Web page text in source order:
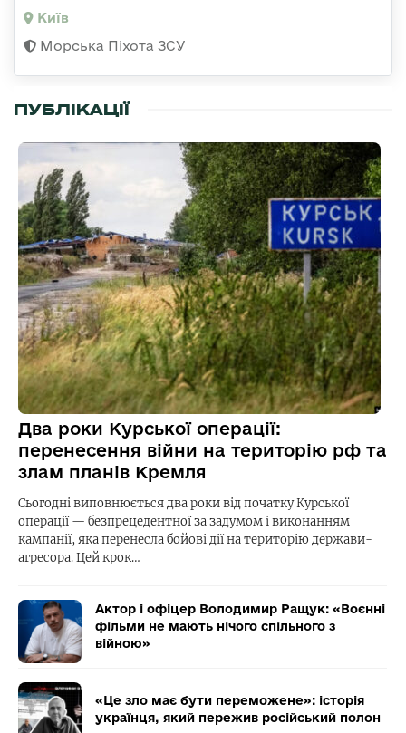
Київ
Морська Піхота ЗСУ
ПУБЛІКАЦІЇ
Два роки Курської операції:
перенесення війни на територію рф та
злам планів Кремля
Сьогодні виповнюється два роки від початку Курської
операції — безпрецедентної за задумом і виконанням
кампанії, яка перенесла бойові дії на територію держави-
агресора. Цей крок…
Актор і офіцер Володимир Ращук: «Воєнні
фільми не мають нічого спільного з
війною»
«Це зло має бути переможене»: історія
українця, який пережив російський полон